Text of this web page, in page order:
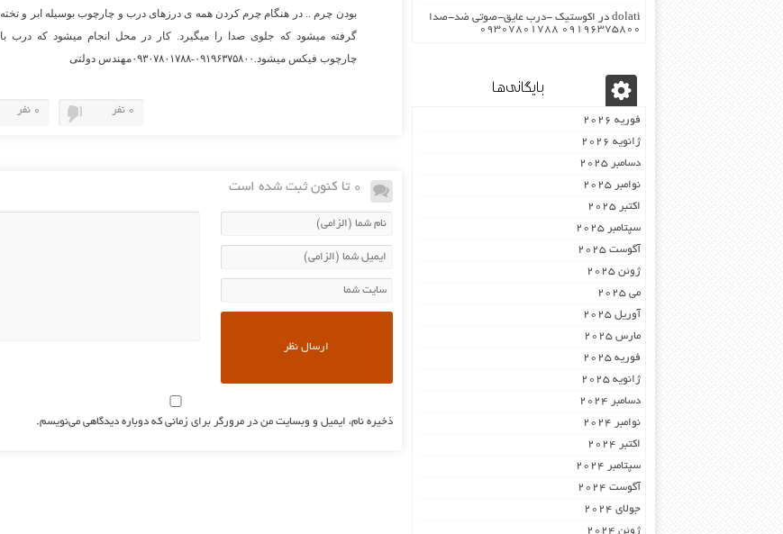
بودن چرم .. در هنگام چرم کردن همه ی درزهای درب و چارچوب بوسیله ابر و تخته
گرفته میشود که جلوی صدا را میگیرد. کار در محل انجام میشود که درب با
چارچوب فیکس میشود.۰۹۱۹۶۳۷۵۸۰۰-۰۹۳۰۷۸۰۱۷۸۸مهندس دولتی
0 نفر 0 نفر
0 تا کنون ثبت شده است
ذخیره نام، ایمیل و وبسایت من در مرورگر برای زمانی که دوباره دیدگاهی می‌نویسم.
dolati در اکوستیک -درب عایق-صوتی ضد-صدا
۰۹۱۹۶۳۷۵۸۰۰ ۰۹۳۰۷۸۰۱۷۸۸
بایگانی‌ها
فوریه 2026
ژانویه 2026
دسامبر 2025
نوامبر 2025
اکتبر 2025
سپتامبر 2025
آگوست 2025
ژوئن 2025
می 2025
آوریل 2025
مارس 2025
فوریه 2025
ژانویه 2025
دسامبر 2024
نوامبر 2024
اکتبر 2024
سپتامبر 2024
آگوست 2024
جولای 2024
ژوئن 2024